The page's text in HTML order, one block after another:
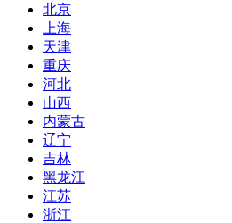
北京
上海
天津
重庆
河北
山西
内蒙古
辽宁
吉林
黑龙江
江苏
浙江